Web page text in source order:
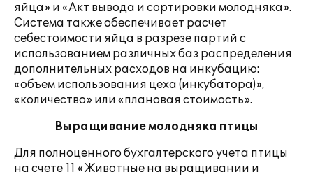
яйца» и «Акт вывода и сортировки молодняка».
Система также обеспечивает расчет
себестоимости яйца в разрезе партий с
использованием различных баз распределения
дополнительных расходов на инкубацию:
«объем использования цеха (инкубатора)»,
«количество» или «плановая стоимость».
Выращивание молодняка птицы
Для полноценного бухгалтерского учета птицы
на счете 11 «Животные на выращивании и